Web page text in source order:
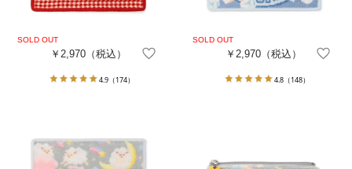
￥2,970 （税込）
4.9 （174）
￥2,970（税込）
4.8（148）